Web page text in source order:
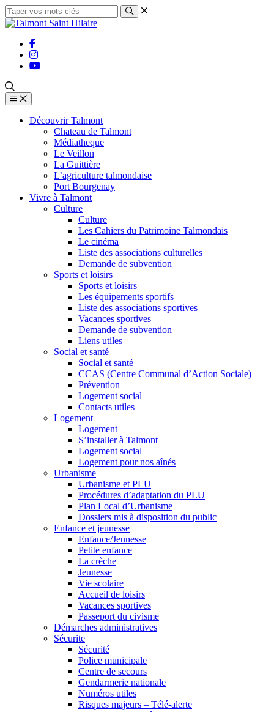
Découvrir Talmont
Chateau de Talmont
Médiatheque
Le Veillon
La Guittière
L’agriculture talmondaise
Port Bourgenay
Vivre à Talmont
Culture
Culture
Les Cahiers du Patrimoine Talmondais
Le cinéma
Liste des associations culturelles
Demande de subvention
Sports et loisirs
Sports et loisirs
Les équipements sportifs
Liste des associations sportives
Vacances sportives
Demande de subvention
Liens utiles
Social et santé
Social et santé
CCAS (Centre Communal d’Action Sociale)
Prévention
Logement social
Contacts utiles
Logement
Logement
S’installer à Talmont
Logement social
Logement pour nos aînés
Urbanisme
Urbanisme et PLU
Procédures d’adaptation du PLU
Plan Local d’Urbanisme
Dossiers mis à disposition du public
Enfance et jeunesse
Enfance/Jeunesse
Petite enfance
La crèche
Jeunesse
Vie scolaire
Accueil de loisirs
Vacances sportives
Passeport du civisme
Démarches administratives
Sécurite
Sécurité
Police municipale
Centre de secours
Gendarmerie nationale
Numéros utiles
Risques majeurs – Télé-alerte